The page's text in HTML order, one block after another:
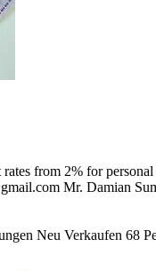
from 2% for
Mr. Damian
Neu Verkaufen 68